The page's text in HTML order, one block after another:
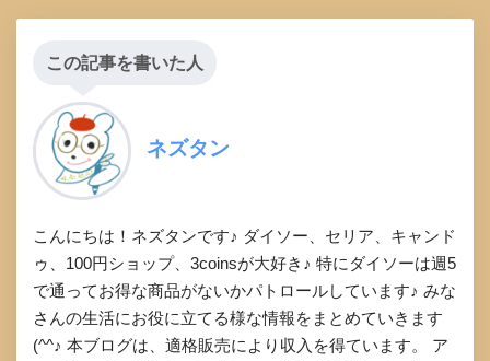
この記事を書いた人
ネズタン
こんにちは！ネズタンです♪ ダイソー、セリア、キャンド
ゥ、100円ショップ、3coinsが大好き♪ 特にダイソーは週5
で通ってお得な商品がないかパトロールしています♪ みな
さんの生活にお役に立てる様な情報をまとめていきます
(^^♪ 本ブログは、適格販売により収入を得ています。 ア